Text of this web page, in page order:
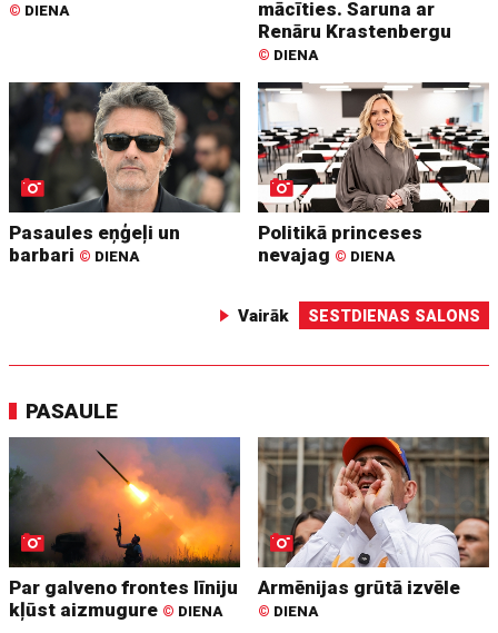
© DIENA
mācīties. Saruna ar
Renāru Krastenbergu
© DIENA
Pasaules eņģeļi un
barbari © DIENA
Politikā princeses
nevajag © DIENA
Vairāk SESTDIENAS SALONS
PASAULE
Par galveno frontes līniju
kļūst aizmugure © DIENA
Armēnijas grūtā izvēle
© DIENA